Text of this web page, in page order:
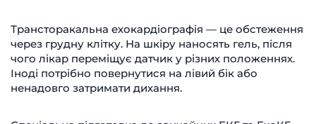
Трансторакальна ехокардіографія — це обстеження
через грудну клітку. На шкіру наносять гель, після
чого лікар переміщує датчик у різних положеннях.
Іноді потрібно повернутися на лівий бік або
ненадовго затримати дихання.